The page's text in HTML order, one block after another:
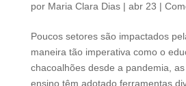
por Maria Clara Dias| abr 23 |
Poucos setores são impactados
maneira tão imperativa como o
chacoalhões desde a pandemia,
ensino têm adotado ferramentas